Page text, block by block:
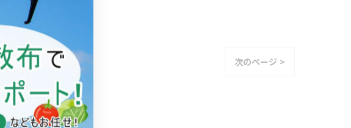
次のページ >